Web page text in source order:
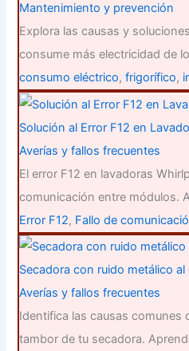
Mantenimiento y prevención
Explora las causas y
consume más electricidad de
consumo eléctrico,frigorífico,
Solución al Error F12 en
Averías y fallos frecuentes
El error F12 en lavadoras
comunicación entre módulos.
Error F12, Fallo de
Secadora con ruido metálico
Averías y fallos frecuentes
Identifica las causas comunes
tambor de tu secadora.